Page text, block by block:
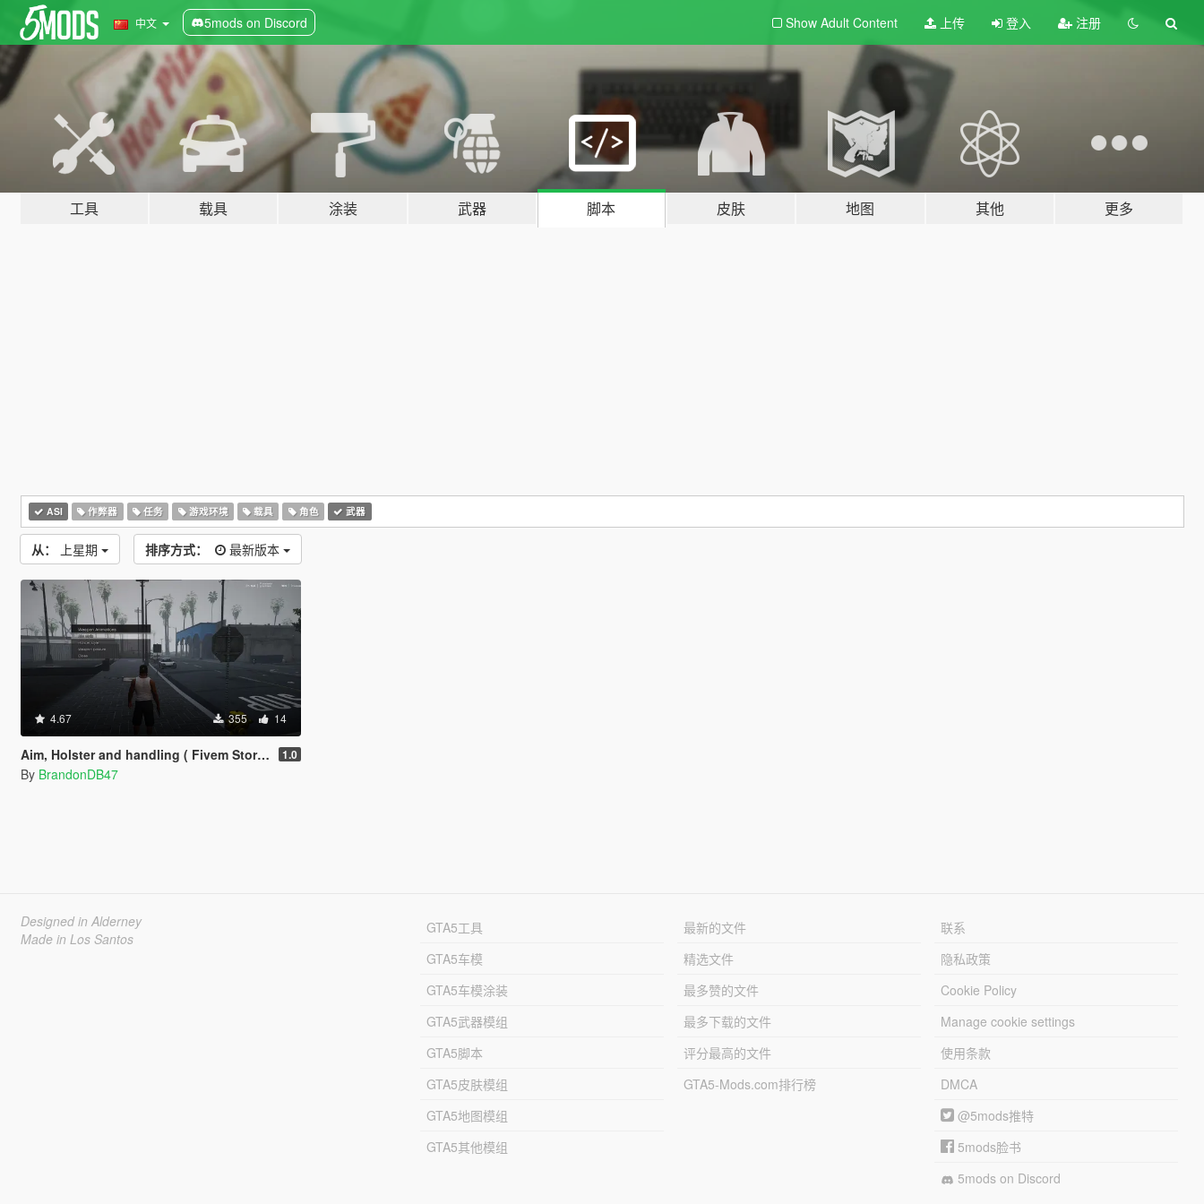
中文 5mods on Discord Show Adult Content 上传 登入 注册
工具 载具 涂装 武器 脚本 皮肤 地图 其他 更多
ASI 作弊器 任务 游戏环境 载具 角色 武器
从： 上星期 排序方式： 最新版本
4.67 355 14
Aim, Holster and handling ( Fivem Story Mode ) 1.0
By BrandonDB47
Designed in Alderney
Made in Los Santos
GTA5工具
GTA5车模
GTA5车模涂装
GTA5武器模组
GTA5脚本
GTA5皮肤模组
GTA5地图模组
GTA5其他模组
最新的文件
精选文件
最多赞的文件
最多下载的文件
评分最高的文件
GTA5-Mods.com排行榜
联系
隐私政策
Cookie Policy
Manage cookie settings
使用条款
DMCA
@5mods推特
5mods脸书
5mods on Discord